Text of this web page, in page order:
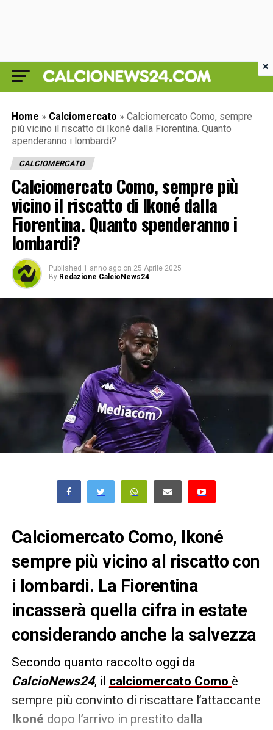
Home » Calciomercato » Calciomercato Como, sempre
più vicino il riscatto di Ikoné dalla Fiorentina. Quanto
spenderanno i lombardi?
CALCIOMERCATO
Calciomercato Como, sempre più
vicino il riscatto di Ikoné dalla
Fiorentina. Quanto spenderanno i
lombardi?
Published 1 anno ago on 25 Aprile 2025
By Redazione CalcioNews24
Calciomercato Como, Ikoné
sempre più vicino al riscatto con
i lombardi. La Fiorentina
incasserà quella cifra in estate
considerando anche la salvezza
Secondo quanto raccolto oggi da
CalcioNews24, il calciomercato Como è
sempre più convinto di riscattare l’attaccante
Ikoné dopo l’arrivo in prestito dalla
×